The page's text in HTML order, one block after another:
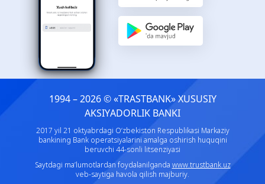
1994 – 2026 © «TRASTBANK» ХUSUSIY
AKSIYADORLIK BANKI
2017 yil 21 oktyabrdagi O‘zbekiston Respublikasi Markaziy
bankining Bank operatsiyalarini amalga oshirish huquqini
beruvchi 44-sonli litsenziyasi
Saytdagi ma’lumotlardan foydalanilganda www.trustbank.uz
veb-saytiga havola qilish majburiy.